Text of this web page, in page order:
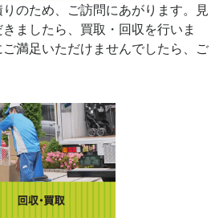
のため、ご訪問にあがります。見
ましたら、買取・回収を行いま
満足いただけませんでしたら、ご